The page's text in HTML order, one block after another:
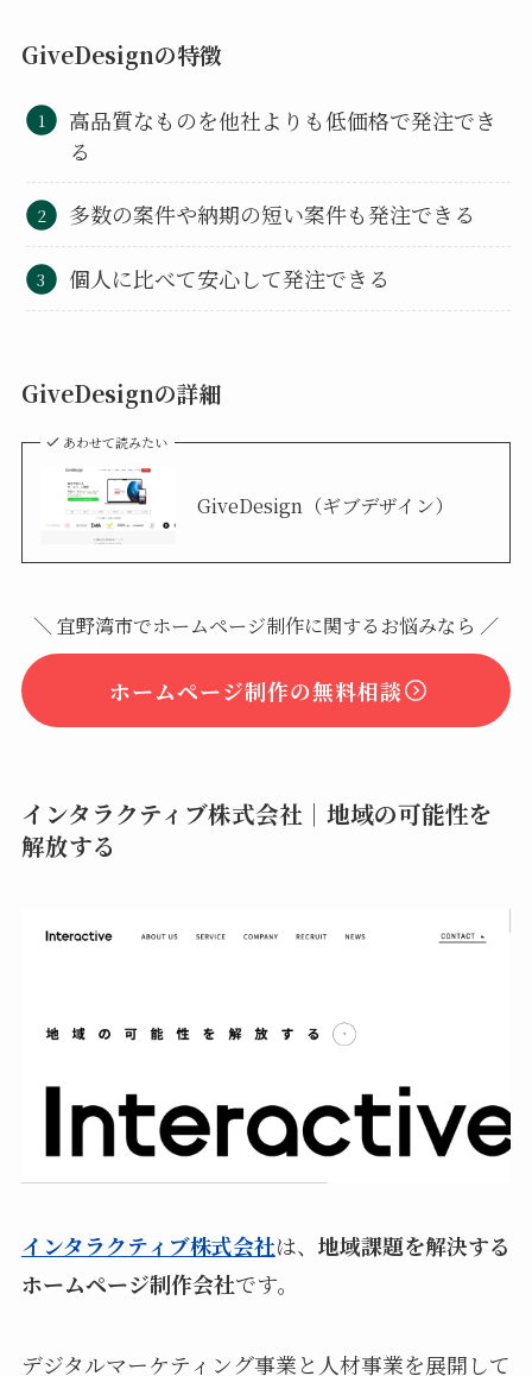
GiveDesignの特徴
高品質なものを他社よりも低価格で発注でき
る
多数の案件や納期の短い案件も発注できる
個人に比べて安心して発注できる
GiveDesignの詳細
あわせて読みたい
GiveDesign（ギブデザイン）
＼ 宜野湾市でホームページ制作に関するお悩みなら ／
ホームページ制作の無料相談
インタラクティブ株式会社｜地域の可能性を
解放する
インタラクティブ株式会社は、 地域課題を解決する
ホームページ制作会社です。
デジタルマーケティング事業と人材事業を展開して